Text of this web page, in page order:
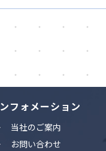
フォメーション
当社のご案内
お問い合わせ